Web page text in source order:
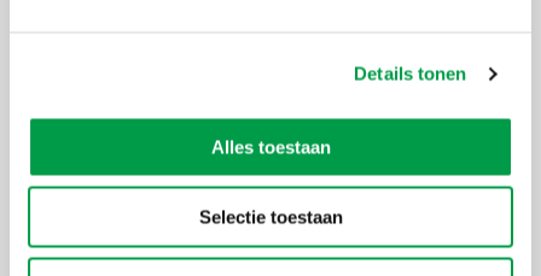
Details tonen
Alles toestaan
Selectie toestaan
Ook interessant